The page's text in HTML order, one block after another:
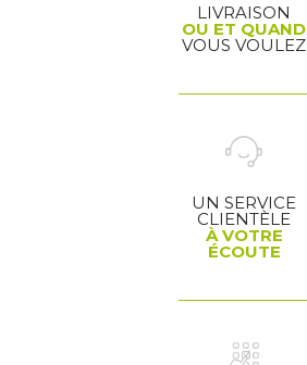
LIVRAISON
OU ET QUAND
VOUS VOULEZ
UN SERVICE
CLIENTÈLE
À VOTRE
ÉCOUTE